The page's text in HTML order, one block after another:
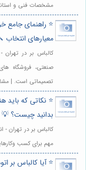
مشخصات فنی و
⭐️ راهنمای جامع
معیارهای انتخاب
کالباس بر در
صنعتی، فروشگاه
تصمیماتی است. |
⭐️ نکاتی که باید
بدانید چیست؟ 💡
کالباس بر در تهران -
مهم برای کسب
⭐️ آیا کالباس بر